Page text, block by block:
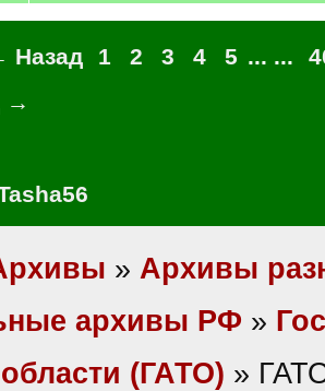
Назад 1 2 3 4 5 ... ...
→
» Архивы
архивы РФ »
(ГАТО) »